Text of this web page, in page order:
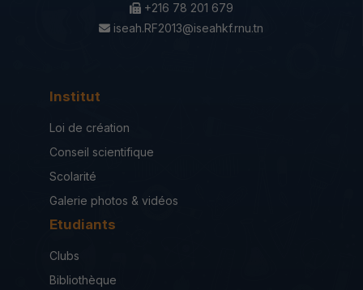
+216 78 201 679
iseah.RF2013@iseahkf.rnu.tn
Institut
Loi de création
Conseil scientifique
Scolarité
Galerie photos & vidéos
Etudiants
Clubs
Bibliothèque